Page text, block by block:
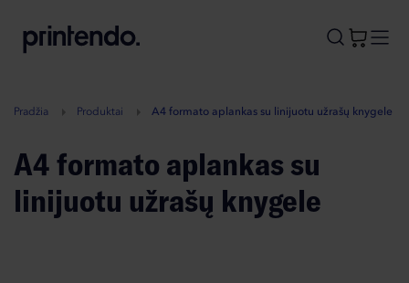
A
Pradžia Produktai A4 formato aplankas su linijuotu užrašų knygele
A4 formato aplankas su
linijuotu užrašų knygele